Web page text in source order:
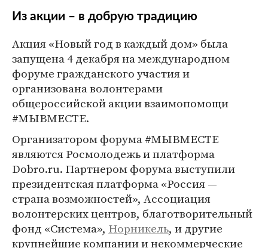
Из акции – в добрую традицию
Акция «Новый год в каждый дом» была
запущена 4 декабря на международном
форуме гражданского участия и
организована волонтерами
общероссийской акции взаимопомощи
#МЫВМЕСТЕ.
Организатором форума #МЫВМЕСТЕ
являются Росмолодежь и платформа
Dobro.ru. Партнером форума выступили
президентская платформа «Россия —
страна возможностей», Ассоциация
волонтерских центров, благотворительный
фонд «Система», Норникель, и другие
крупнейшие компании и некоммерческие